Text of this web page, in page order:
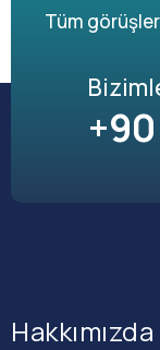
Tüm
Hakkımızda